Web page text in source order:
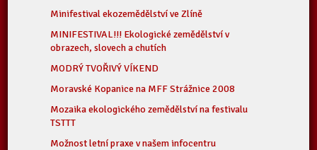
Minifestival ekozemědělství ve Zlíně
MINIFESTIVAL!!! Ekologické zemědělství v
obrazech, slovech a chutích
MODRÝ TVOŘIVÝ VÍKEND
Moravské Kopanice na MFF Strážnice 2008
Mozaika ekologického zemědělství na festivalu
TSTTT
Možnost letní praxe v našem infocentru